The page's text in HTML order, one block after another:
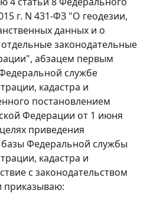
г. N 431-ФЗ "О геодезии,
данных и о
законодательные
абзацем первым
службе
кадастра и
постановлением
Федерации от 1 июня
приведения
Федеральной службы
кадастра и
с законодательством
приказываю: